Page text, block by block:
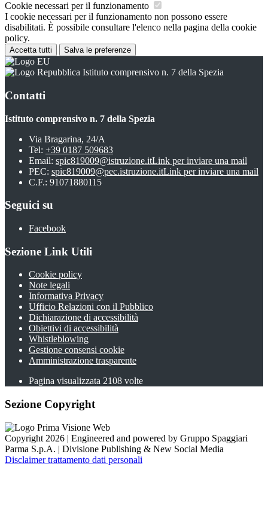
Cookie necessari per il funzionamento
I cookie necessari per il funzionamento non possono essere
disabilitati. È possibile consultare l'elenco nella pagina della cookie
policy.
Accetta tutti Salva le preferenze
Istituto comprensivo n. 7 della Spezia
Contatti
Istituto comprensivo n. 7 della Spezia
Via Bragarina, 24/A
Tel: +39 0187 509683
Email: spic819009@istruzione.itLink per inviare una mail
PEC: spic819009@pec.istruzione.itLink per inviare una mail
C.F.: 91071880115
Seguici su
Facebook
Sezione Link Utili
Cookie policy
Note legali
Informativa Privacy
Ufficio Relazioni con il Pubblico
Dichiarazione di accessibilità
Obiettivi di accessibilità
Whistleblowing
Gestione consensi cookie
Amministrazione trasparente
Pagina visualizzata 2108 volte
Sezione Copyright
Copyright 2026 | Engineered and powered by Gruppo Spaggiari
Parma S.p.A. | Divisione Publishing & New Social Media
Disclaimer trattamento dati personali